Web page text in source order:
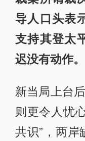
导人口头表
支持其登太
迟没有动作。
新当局上台
则更令人忧
共识”，两岸